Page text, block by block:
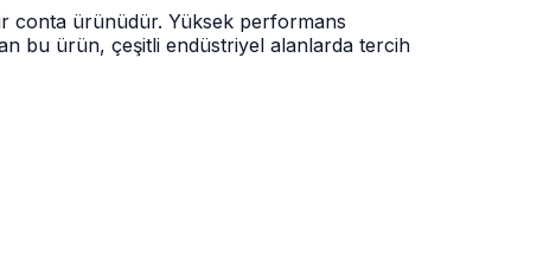
conta ürünüdür. Yüksek performans
bu ürün, çeşitli endüstriyel alanlarda tercih